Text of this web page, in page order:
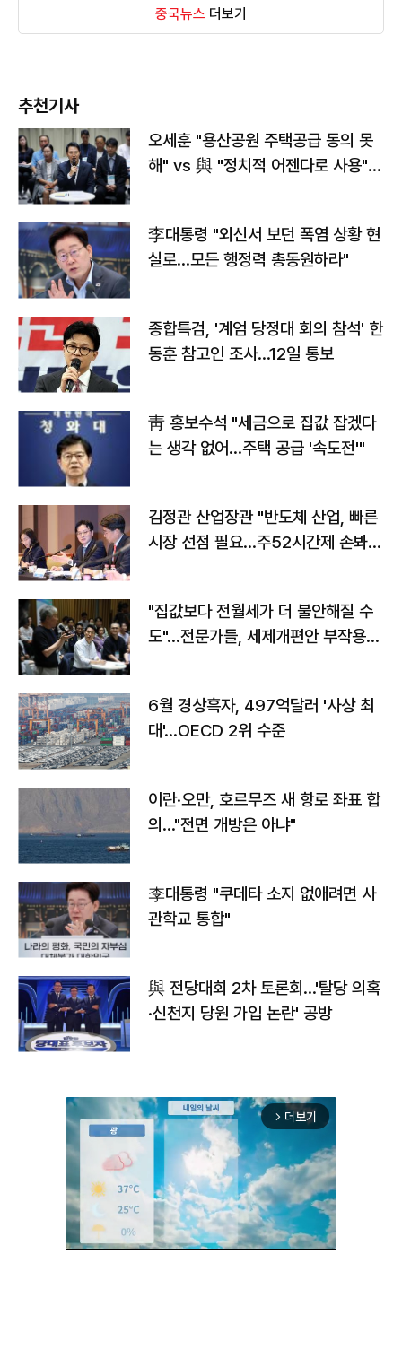
중국뉴스 더보기
추천기사
오세훈 "용산공원 주택공급 동의 못
해" vs 與 "정치적 어젠다로 사용"
李대통령 "외신서 보던 폭염 상황 현
실로…모든 행정력 총동원하라"
종합특검, '계엄 당정대 회의 참석' 한
동훈 참고인 조사...12일 통보
靑 홍보수석 "세금으로 집값 잡겠다
는 생각 없어…주택 공급 '속도전'"
김정관 산업장관 "반도체 산업, 빠른
시장 선점 필요…주52시간제 손봐
"집값보다 전월세가 더 불안해질 수
도"…전문가들, 세제개편안 부작용
6월 경상흑자, 497억달러 '사상 최
대'…OECD 2위 수준
이란·오만, 호르무즈 새 항로 좌표 합
의…"전면 개방은 아냐"
李대통령 "쿠데타 소지 없애려면 사
관학교 통합"
與 전당대회 2차 토론회…'탈당 의혹
·신천지 당원 가입 논란' 공방
arrow_forward_ios 더보기